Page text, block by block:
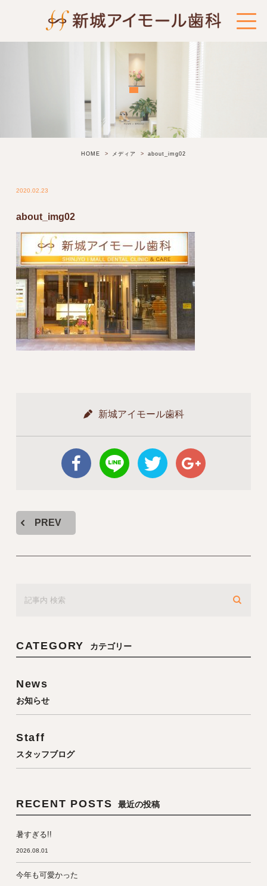
HOME メディア about_img02
2020.02.23
about_img02
新城アイモール歯科
PREV
CATEGORY カテゴリー
News
お知らせ
Staff
スタッフブログ
RECENT POSTS 最近の投稿
暑すぎる!!
2026.08.01
今年も可愛かった